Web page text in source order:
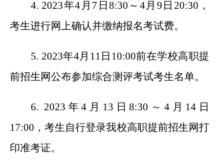
4. 2023年4月7日8:30～4月9日20:30，
考生进行网上确认并缴纳报名考试费。
5. 2023年4月11日10:00前在学校高职提
前招生网公布参加综合测评考试考生名单。
6. 2023 年4月13日8:30～4月14日
17:00，考生自行登录我校高职提前招生网打
印准考证。